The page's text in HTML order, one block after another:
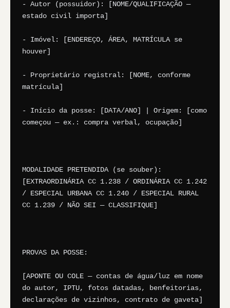
- Autor (possuidor): [NOME/QUALIFICAÇÃO —
estado civil importa]
- Imóvel: [ENDEREÇO, ÁREA, MATRÍCULA se
houver]
- Proprietário registral: [NOME, conforme
matrícula]
- Início da posse: [DATA/ANO] | Origem: [como
começou — ex.: compra verbal, ocupação]
MODALIDADE PRETENDIDA (se souber):
[EXTRAORDINÁRIA CC 1.238 / ORDINÁRIA CC 1.242
/ ESPECIAL URBANA CC 1.240 / ESPECIAL RURAL
CC 1.239 / NÃO SEI — CLASSIFIQUE]
PROVAS DA POSSE:
[APONTE OU COLE — contas de água/luz em nome
do autor, IPTU, fotos datadas, benfeitorias,
declarações de vizinhos, contrato de gaveta]